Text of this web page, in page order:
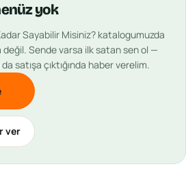
yok
Sayabilir Misiniz? katalogumuzda
değil. Sende varsa ilk satan sen ol —
satışa çıktığında haber verelim.
ver